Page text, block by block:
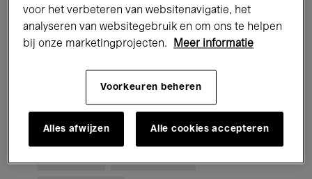
Performances Lezingen & Debatten
Klassieke Muziek Global Music
Elektronische Muziek
Voor iedereen Kids’ Palace
voor het verbeteren van websitenavigatie, het
analyseren van websitegebruik en om ons te helpen
bij onze marketingprojecten.
Meer informatie
Voorkeuren beheren
Alles afwijzen Alle cookies accepteren